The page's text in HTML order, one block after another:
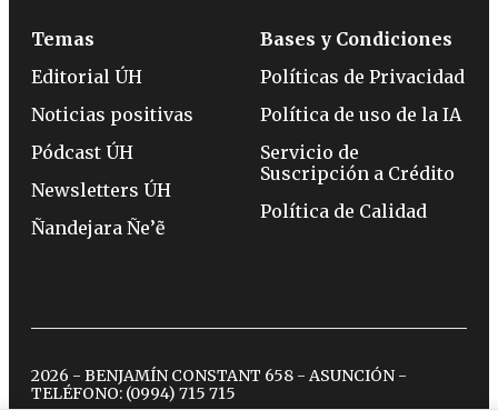
Temas
Editorial ÚH
Noticias positivas
Pódcast ÚH
Newsletters ÚH
Ñandejara Ñe’ẽ
Bases y Condiciones
Políticas de Privacidad
Política de uso de la IA
Servicio de
Suscripción a Crédito
Política de Calidad
2026 - BENJAMÍN CONSTANT 658 - ASUNCIÓN -
TELÉFONO: (0994) 715 715